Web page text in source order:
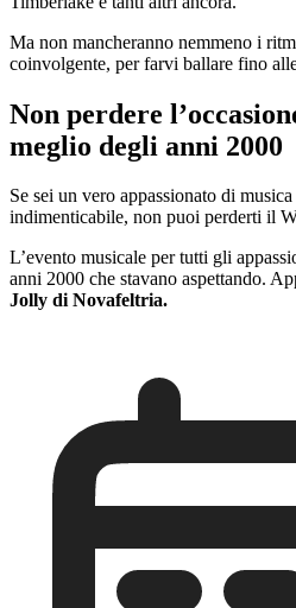
Ma non mancheranno nemmeno i
coinvolgente, per farvi ballare fino
Non perdere
meglio degli anni 2000
Se sei un vero appassionato di
indimenticabile, non puoi perderti il
L’evento musicale per tutti gli
anni 2000 che stavano aspettando.
Jolly di Novafeltria.